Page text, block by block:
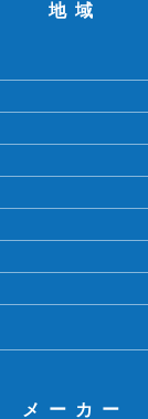
地域
メーカー